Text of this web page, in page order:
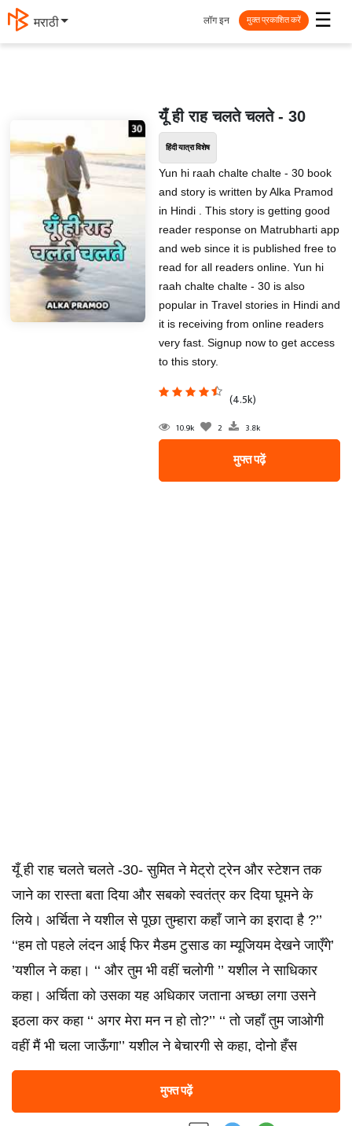
मराठी ☰
लॉग इन मुक्त प्रकाशित करें
यूँ ही राह चलते चलते - 30
हिंदी यात्रा विशेष
Yun hi raah chalte chalte - 30 book
and story is written by Alka Pramod
in Hindi . This story is getting good
reader response on Matrubharti app
and web since it is published free to
read for all readers online. Yun hi
raah chalte chalte - 30 is also
popular in Travel stories in Hindi and
it is receiving from online readers
very fast. Signup now to get access
to this story.
(4.5k)
10.9k 2 3.8k
मुफ्त पढ़ें
यूँ ही राह चलते चलते -30- सुमित ने मेट्रो ट्रेन और स्टेशन तक
जाने का रास्ता बता दिया और सबको स्वतंत्र कर दिया घूमने के
लिये। अर्चिता ने यशील से पूछा तुम्हारा कहाँ जाने का इरादा है ?’’
‘‘हम तो पहले लंदन आई फिर मैडम टुसाड का म्यूजियम देखने जाएँगे’
’यशील ने कहा। ‘‘ और तुम भी वहीं चलोगी ’’ यशील ने साधिकार
कहा। अर्चिता को उसका यह अधिकार जताना अच्छा लगा उसने
इठला कर कहा ‘‘ अगर मेरा मन न हो तो?’’ ‘‘ तो जहाँ तुम जाओगी
वहीं मैं भी चला जाऊँगा’’ यशील ने बेचारगी से कहा, दोनो हँस
मुफ्त पढ़ें